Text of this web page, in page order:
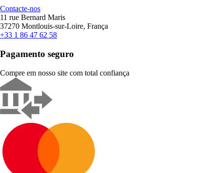
Contacte-nos
11 rue Bernard Maris
37270 Montlouis-sur-Loire, França
+33 1 86 47 62 58
Pagamento seguro
Compre em nosso site com total confiança